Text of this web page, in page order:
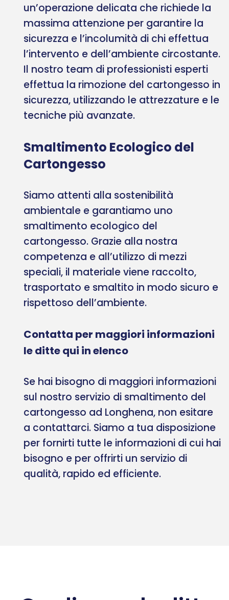
un’operazione delicata che richiede la
massima attenzione per garantire la
sicurezza e l’incolumità di chi effettua
l’intervento e dell’ambiente circostante.
Il nostro team di professionisti esperti
effettua la rimozione del cartongesso in
sicurezza, utilizzando le attrezzature e le
tecniche più avanzate.
Smaltimento Ecologico del
Cartongesso
Siamo attenti alla sostenibilità
ambientale e garantiamo uno
smaltimento ecologico del
cartongesso. Grazie alla nostra
competenza e all’utilizzo di mezzi
speciali, il materiale viene raccolto,
trasportato e smaltito in modo sicuro e
rispettoso dell’ambiente.
Contatta per maggiori informazioni
le ditte qui in elenco
Se hai bisogno di maggiori informazioni
sul nostro servizio di smaltimento del
cartongesso ad Longhena, non esitare
a contattarci. Siamo a tua disposizione
per fornirti tutte le informazioni di cui hai
bisogno e per offrirti un servizio di
qualità, rapido ed efficiente.